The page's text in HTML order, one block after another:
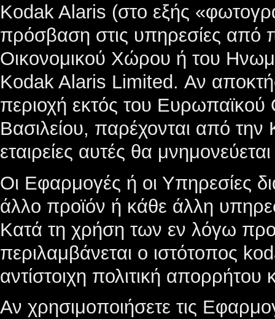
Kodak Alaris (στο εξής
πρόσβαση στις υπηρεσίες από
Οικονομικού Χώρου ή του
Kodak Alaris Limited. Αν
περιοχή εκτός του
Βασιλείου, παρέχονται από
εταιρείες αυτές θα
Οι Εφαρμογές ή οι Υπηρεσίες
άλλο προϊόν ή κάθε άλλη
Κατά τη χρήση των εν λόγω
περιλαμβάνεται ο ιστότοπος
αντίστοιχη πολιτική
Αν χρησιμοποιήσετε τις